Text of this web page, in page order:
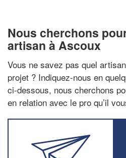
Nous cherchons
artisan à Ascoux
Vous ne savez pas quel
projet ? Indiquez-nous en
ci-dessous, nous cherchons
en relation avec le pro qu’il